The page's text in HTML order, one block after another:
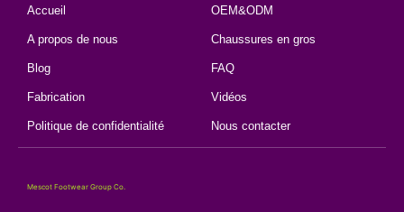
Accueil
A propos de nous
Blog
Fabrication
Politique de confidentialité
OEM&ODM
Chaussures en gros
FAQ
Vidéos
Nous contacter
Mescot Footwear Group Co.